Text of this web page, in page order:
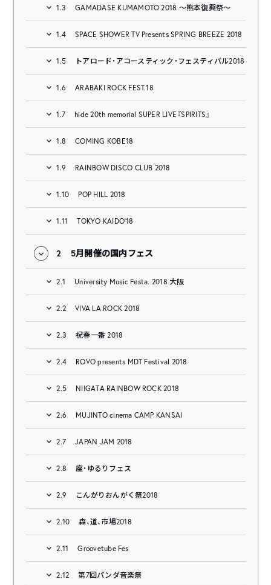
1.3 GAMADASE KUMAMOTO 2018 ～熊本復興祭～
1.4 SPACE SHOWER TV Presents SPRING BREEZE 2018
1.5 トアロード・アコースティック・フェスティバル2018
1.6 ARABAKI ROCK FEST.18
1.7 hide 20th memorial SUPER LIVE『SPIRITS』
1.8 COMING KOBE18
1.9 RAINBOW DISCO CLUB 2018
1.10 POP HILL 2018
1.11 TOKYO KAIDO’18
2 5月開催の国内フェス
2.1 University Music Festa. 2018 大阪
2.2 VIVA LA ROCK 2018
2.3 祝春一番 2018
2.4 ROVO presents MDT Festival 2018
2.5 NIIGATA RAINBOW ROCK 2018
2.6 MUJINTO cinema CAMP KANSAI
2.7 JAPAN JAM 2018
2.8 座・ゆるりフェス
2.9 こんがりおんがく祭2018
2.10 森、道、市場2018
2.11 Groovetube Fes
2.12 第7回パンダ音楽祭